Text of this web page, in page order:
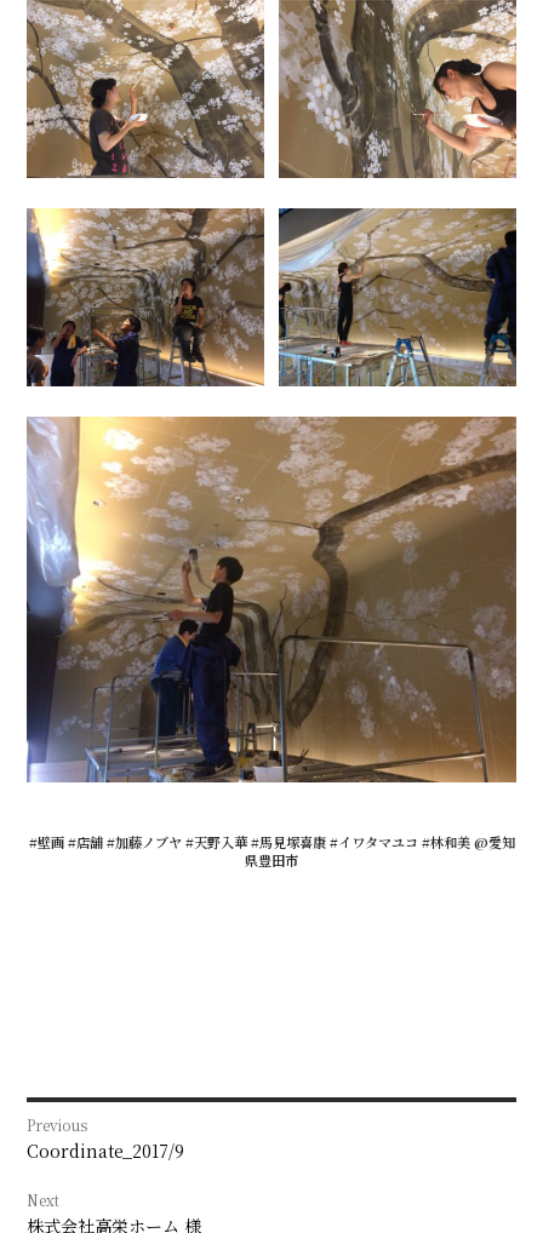
#壁画 #店舗 #加藤ノブヤ #天野入華 #馬見塚喜康 #イワタマユコ #林和美 @愛知
県豊田市
投
稿
ナ
Previous
Previous
Coordinate_2017/9
Next
Next
株式会社高栄ホーム 様